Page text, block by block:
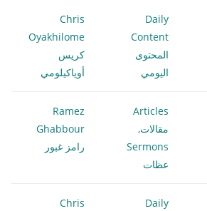
Daily
Content
المحتوى
اليومي
Chris
Oyakhilome
كريس
أوياكيلومي
Articles
مقالات,
Sermons
عظات
Ramez
Ghabbour
رامز غبور
Daily
Chris